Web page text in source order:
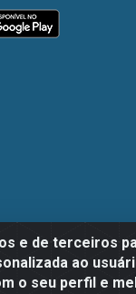
e de terceiros
ao
o seu perfil e
Alimentos LTDA -